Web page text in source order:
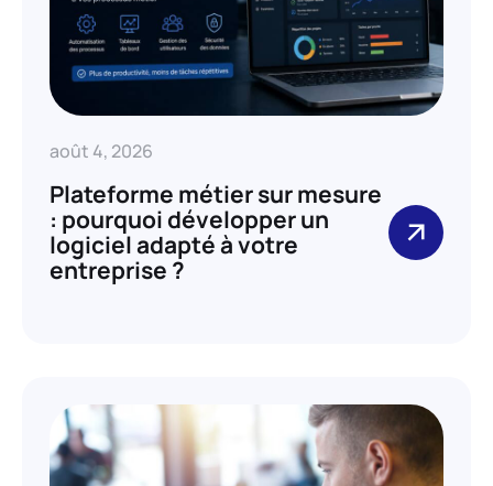
août 4, 2026
Plateforme métier sur mesure
: pourquoi développer un
logiciel adapté à votre
entreprise ?